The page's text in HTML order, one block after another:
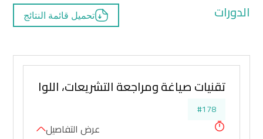
الدورات تحميل قائمة النتائج
تقنيات صياغة ومراجعة التشريعات، اللوائح،
#178
عرض التفاصيل